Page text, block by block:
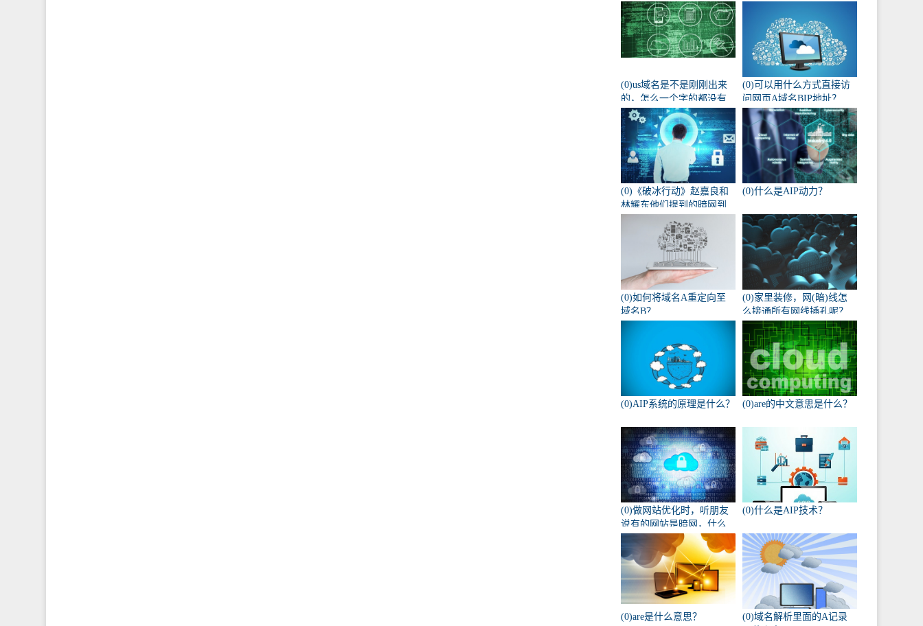
(0)us域名是不是刚刚出来
的，怎么一个字的都没有
人注册阿？
(0)可以用什么方式直接访
问网页A域名BIP地址？
(0)《破冰行动》赵嘉良和
林耀东他们提到的暗网到
(0)什么是AIP动力？
(0)如何将域名A重定向至
域名B？
(0)家里装修，网(暗)线怎
么接通所有网线插孔呢？
(0)AIP系统的原理是什么？ (0)are的中文意思是什么？
(0)做网站优化时，听朋友
说有的网站是暗网，什么
叫暗网啊？
(0)什么是AIP技术？
(0)are是什么意思？
(0)域名解析里面的A记录